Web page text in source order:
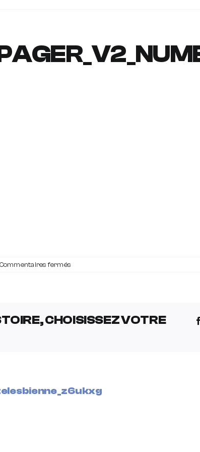
Commentaires fermés
CHOISISSEZ VOTRE